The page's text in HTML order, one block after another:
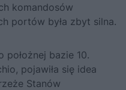
komandosów
portów była zbyt silna.
położnej bazie 10.
pojawiła się idea
Stanów